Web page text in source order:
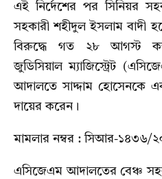
এই নির্দেশের পর সিনিয়র
সহকারী শহীদুল ইসলাম বাদী
বিরুদ্ধে গত ২৮ আগস্ট
জুডিসিয়াল ম্যাজিস্ট্রেট
আদালতে সাদ্দাম হোসেনকে
দায়ের করেন।
মামলার নম্বর : সিআর-১৪৩৬/
এসিজেএম আদালতের বেঞ্চ